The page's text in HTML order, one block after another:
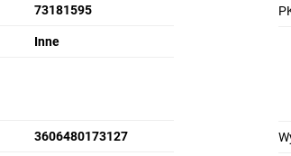
73181595
Inne
3606480173127